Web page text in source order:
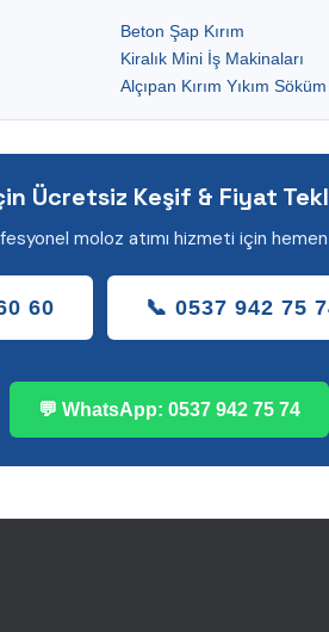
Beton Şap Kırım
Kiralık Mini İş Makinaları
Alçıpan Kırım Yıkım Söküm
Ücretsiz Keşif & Fiyat
moloz atımı hizmeti için hemen
60 📞 0537 942 75
💬 WhatsApp: 0537 942 75 74